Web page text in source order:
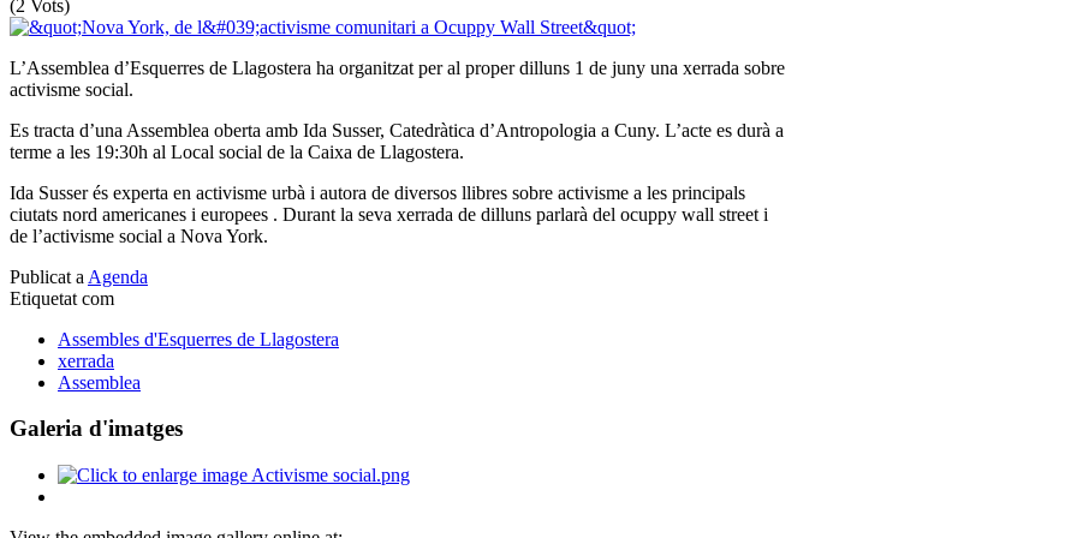
(2 Vots)
L’Assemblea d’Esquerres de Llagostera ha organitzat per al proper dilluns 1 de juny una xerrada sobre
activisme social.
Es tracta d’una Assemblea oberta amb Ida Susser, Catedràtica d’Antropologia a Cuny. L’acte es durà a
terme a les 19:30h al Local social de la Caixa de Llagostera.
Ida Susser és experta en activisme urbà i autora de diversos llibres sobre activisme a les principals
ciutats nord americanes i europees . Durant la seva xerrada de dilluns parlarà del ocuppy wall street i
de l’activisme social a Nova York.
Publicat a Agenda
Etiquetat com
Assembles d'Esquerres de Llagostera
xerrada
Assemblea
Galeria d'imatges